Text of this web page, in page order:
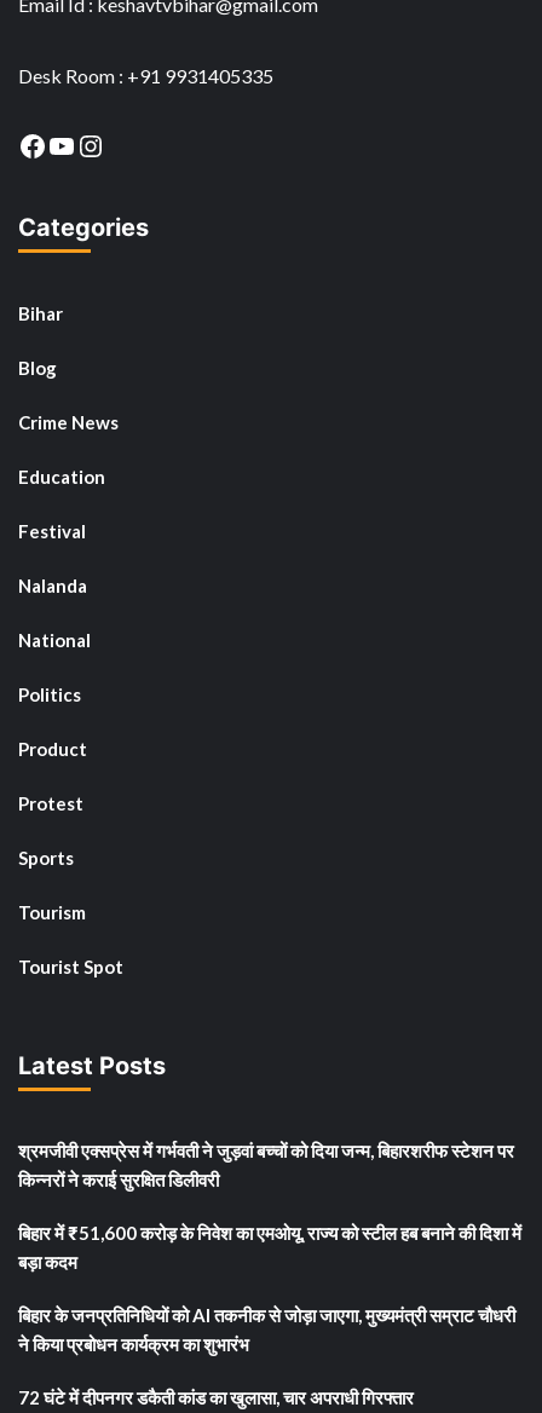
Email Id : keshavtvbihar@gmail.com
Desk Room : +91 9931405335
Facebook
YouTube
Instagram
Categories
Bihar
Blog
Crime News
Education
Festival
Nalanda
National
Politics
Product
Protest
Sports
Tourism
Tourist Spot
Latest Posts
श्रमजीवी एक्सप्रेस में गर्भवती ने जुड़वां बच्चों को दिया जन्म, बिहारशरीफ स्टेशन पर
किन्नरों ने कराई सुरक्षित डिलीवरी
बिहार में ₹51,600 करोड़ के निवेश का एमओयू, राज्य को स्टील हब बनाने की दिशा में
बड़ा कदम
बिहार के जनप्रतिनिधियों को AI तकनीक से जोड़ा जाएगा, मुख्यमंत्री सम्राट चौधरी
ने किया प्रबोधन कार्यक्रम का शुभारंभ
72 घंटे में दीपनगर डकैती कांड का खुलासा, चार अपराधी गिरफ्तार